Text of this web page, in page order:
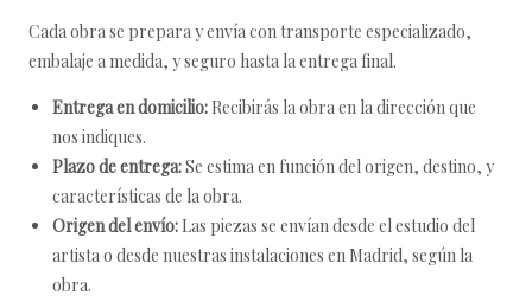
Cada obra se prepara y envía con transporte especializado,
embalaje a medida, y seguro hasta la entrega final.
Entrega en domicilio: Recibirás la obra en la dirección que
nos indiques.
Plazo de entrega:Se estima en función del origen, destino, y
características de la obra.
Origen del envío: Las piezas se envían desde el estudio del
artista o desde nuestras instalaciones en Madrid, según la
obra.